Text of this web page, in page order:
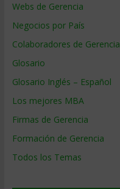
Webs de Gerencia
Negocios por País
Colaboradores de Gerencia
Glosario
Glosario Inglés – Español
Los mejores MBA
Firmas de Gerencia
Formación de Gerencia
Todos los Temas